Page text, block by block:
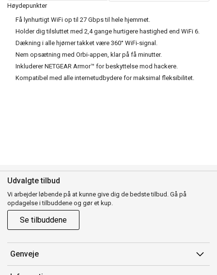
Høydepunkter
Få lynhurtigt WiFi op til 27 Gbps til hele hjemmet.
Holder dig tilsluttet med 2,4 gange hurtigere hastighed end WiFi 6.
Dækning i alle hjørner takket være 360° WiFi-signal.
Nem opsætning med Orbi-appen, klar på få minutter.
Inkluderer NETGEAR Armor™ for beskyttelse mod hackere.
Kompatibel med alle internetudbydere for maksimal fleksibilitet.
Udvalgte tilbud
Vi arbejder løbende på at kunne give dig de bedste tilbud. Gå på
opdagelse i tilbuddene og gør et kup.
Se tilbuddene
Genveje
Min side